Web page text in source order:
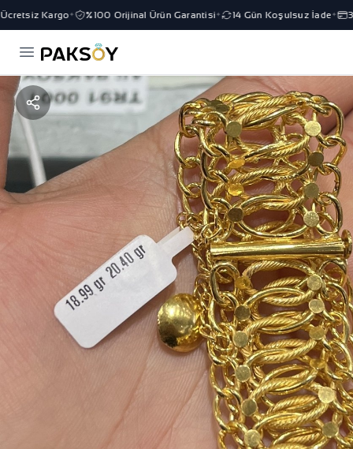
Kargo✦ %100 Orijinal Ürün Garantisi✦ 14 Gün Koşulsuz İade ✦ 3